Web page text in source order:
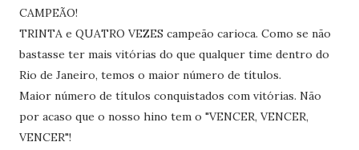
CAMPEÃO!
TRINTA e QUATRO VEZES campeão carioca. Como se não
bastasse ter mais vitórias do que qualquer time dentro do
Rio de Janeiro, temos o maior número de títulos.
Maior número de títulos conquistados com vitórias. Não
por acaso que o nosso hino tem o "VENCER, VENCER,
VENCER"!